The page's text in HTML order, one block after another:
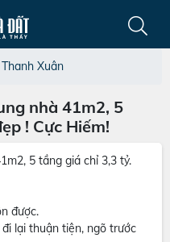
Xuân
nhà 41m2, 5
! Cực Hiếm!
5 tầng giá chỉ 3,3 tỷ.
được.
lại thuận tiện, ngõ trước